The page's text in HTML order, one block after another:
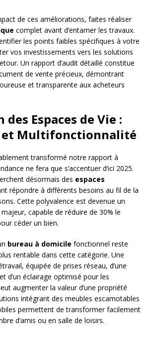
de ces améliorations, faites réaliser
complet avant d’entamer les travaux.
les points faibles spécifiques à votre
vos investissements vers les solutions
Un rapport d’audit détaillé constitue
de vente précieux, démontrant
et transparente aux acheteurs
des Espaces de Vie :
Multifonctionnalité
transformé notre rapport à
ne fera que s’accentuer d’ici 2025.
désormais des espaces
répondre à différents besoins au fil de la
Cette polyvalence est devenue un
capable de réduire de 30% le
céder un bien.
bureau à domicile fonctionnel reste
rentable dans cette catégorie. Une
équipée de prises réseau, d’une
d’un éclairage optimisé pour les
augmenter la valeur d’une propriété
intégrant des meubles escamotables
permettent de transformer facilement
d’amis ou en salle de loisirs.